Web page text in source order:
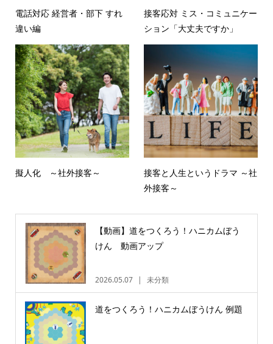
電話対応 経営者・部下 すれ
違い編
接客応対 ミス・コミュニケー
ション「大丈夫ですか」
擬人化 ～社外接客～
接客と人生というドラマ ～社
外接客～
【動画】道をつくろう！ハニカムぼう
けん 動画アップ
2026.05.07 未分類
道をつくろう！ハニカムぼうけん 例題